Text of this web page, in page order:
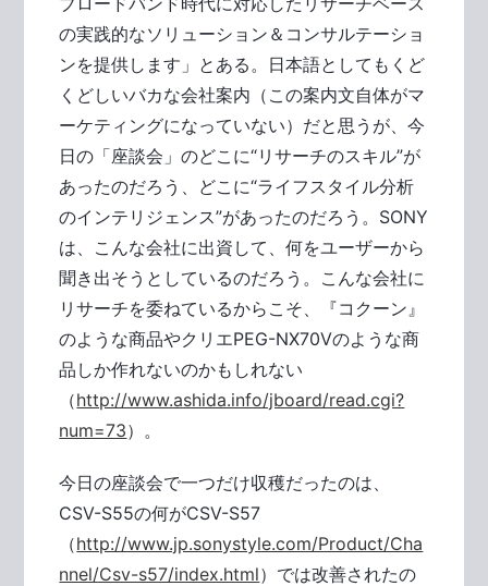
の実践的なソリューション＆コンサルテーショ
ンを提供します」とある。日本語としてもくど
くどしいバカな会社案内（この案内文自体がマ
ーケティングになっていない）だと思うが、今
日の「座談会」のどこに“リサーチのスキル”が
あったのだろう、どこに“ライフスタイル分析
のインテリジェンス”があったのだろう。SONY
は、こんな会社に出資して、何をユーザーから
聞き出そうとしているのだろう。こんな会社に
リサーチを委ねているからこそ、『コクーン』
のような商品やクリエPEG-NX70Vのような商
品しか作れないのかもしれない
（http://www.ashida.info/jboard/read.cgi?
num=73）。
今日の座談会で一つだけ収穫だったのは、
CSV-S55の何がCSV-S57
（http://www.jp.sonystyle.com/Product/Cha
nnel/Csv-s57/index.html）では改善されたの